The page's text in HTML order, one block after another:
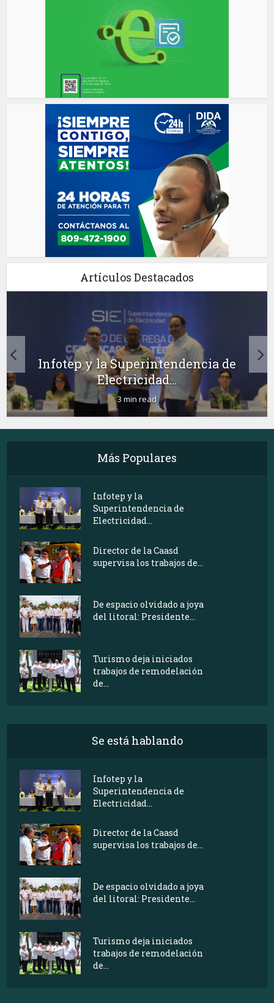
Artículos Destacados
Infotep y la Superintendencia de
Electricidad...
3 min read
Más Populares
Infotep y la
Superintendencia de
Electricidad...
Director de la Caasd
supervisa los trabajos de...
De espacio olvidado a joya
del litoral: Presidente...
Turismo deja iniciados
trabajos de remodelación
de...
Se está hablando
Infotep y la
Superintendencia de
Electricidad...
Director de la Caasd
supervisa los trabajos de...
De espacio olvidado a joya
del litoral: Presidente...
Turismo deja iniciados
trabajos de remodelación
de...